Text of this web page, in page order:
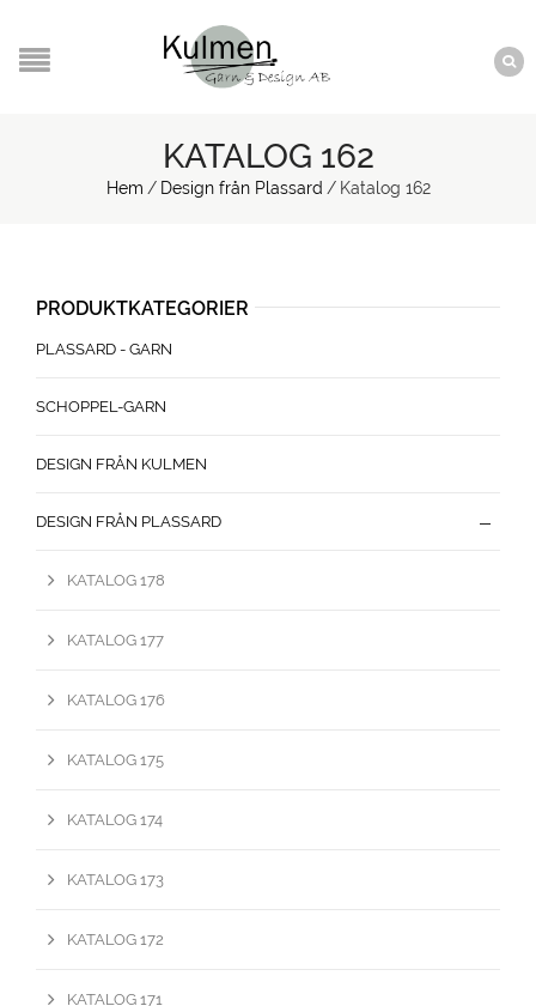
KATALOG 162
Hem / Design från Plassard / Katalog 162
PRODUKTKATEGORIER
PLASSARD - GARN
SCHOPPEL-GARN
DESIGN FRÅN KULMEN
DESIGN FRÅN PLASSARD
KATALOG 178
KATALOG 177
KATALOG 176
KATALOG 175
KATALOG 174
KATALOG 173
KATALOG 172
KATALOG 171